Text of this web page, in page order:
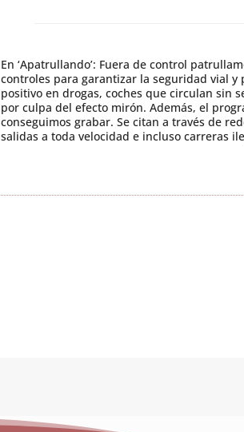
En ‘Apatrullando’: Fuera de control
controles para garantizar la seguridad vial y
positivo en drogas, coches que circulan sin
por culpa del efecto mirón. Además, el
conseguimos grabar. Se citan a través de
salidas a toda velocidad e incluso carreras